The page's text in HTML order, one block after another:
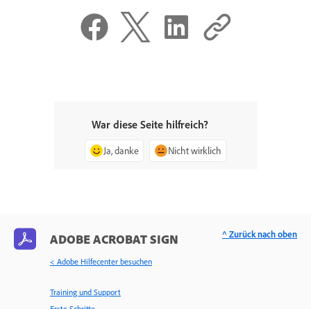
War diese Seite hilfreich?
Ja, danke Nicht wirklich
ADOBE ACROBAT SIGN
< Adobe Hilfecenter besuchen
Training und Support
^ Zurück nach oben